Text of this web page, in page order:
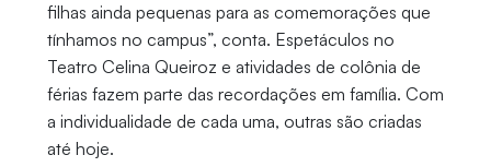
filhas ainda pequenas para as comemorações que
tínhamos no campus”, conta. Espetáculos no
Teatro Celina Queiroz e atividades de colônia de
férias fazem parte das recordações em família. Com
a individualidade de cada uma, outras são criadas
até hoje.